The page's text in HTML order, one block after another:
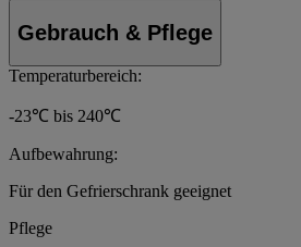
Gebrauch & Pflege
Temperaturbereich:
-23℃ bis 240℃
Aufbewahrung:
Für den Gefrierschrank geeignet
Pflege